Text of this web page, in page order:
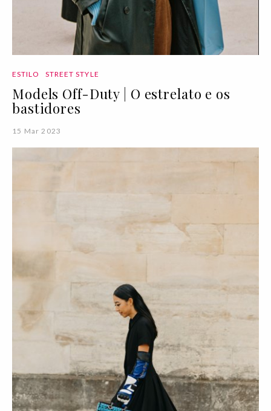
ESTILO STREET STYLE
Models Off-Duty | O estrelato e os
bastidores
15 Mar 2023